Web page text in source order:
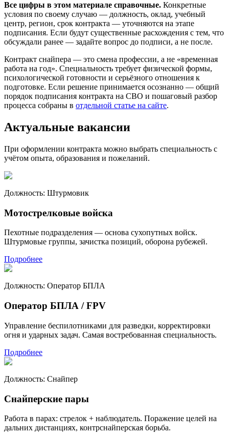
Все цифры в этом материале справочные. Конкретные
условия по своему случаю — должность, оклад, учебный
центр, регион, срок контракта — уточняются на этапе
подписания. Если будут существенные расхождения с тем, что
обсуждали ранее — задайте вопрос до подписи, а не после.
Контракт снайпера — это смена профессии, а не «временная
работа на год». Специальность требует физической формы,
психологической готовности и серьёзного отношения к
подготовке. Если решение принимается осознанно — общий
порядок подписания контракта на СВО и пошаговый разбор
процесса собраны в отдельной статье на сайте.
Актуальные вакансии
При оформлении контракта можно выбрать специальность с
учётом опыта, образования и пожеланий.
Должность: Штурмовик
Мотострелковые войска
Пехотные подразделения — основа сухопутных войск.
Штурмовые группы, зачистка позиций, оборона рубежей.
Подробнее
Должность: Оператор БПЛА
Оператор БПЛА / FPV
Управление беспилотниками для разведки, корректировки
огня и ударных задач. Самая востребованная специальность.
Подробнее
Должность: Снайпер
Снайперские пары
Работа в парах: стрелок + наблюдатель. Поражение целей на
дальних дистанциях, контрснайперская борьба.